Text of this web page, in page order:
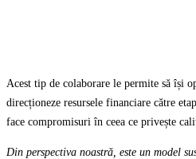
Acest tip de colaborare le permite să își
direcționeze resursele financiare către
face compromisuri în ceea ce privește
Din perspectiva noastră, este un model